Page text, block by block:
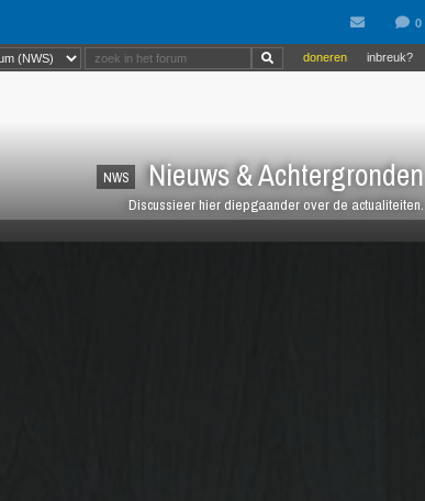
NWS Nieuws & Achtergronden
Discussieer hier diepgaander over de actualiteiten.
inbreuk?
doneren